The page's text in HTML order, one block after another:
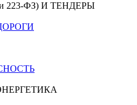
223-ФЗ) И ТЕНДЕРЫ